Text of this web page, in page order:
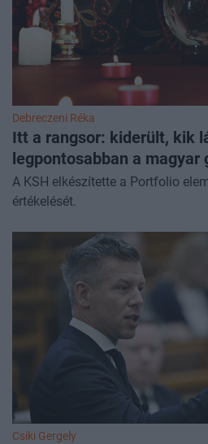
Debreczeni Réka
Itt a rangsor: kiderült, kik
legpontosabban a magyar
A KSH elkészítette a Portfolio
értékelését.
Csiki Gergely